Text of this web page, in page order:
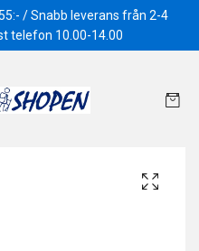
/ Snabb leverans från 2-4
telefon 10.00-14.00